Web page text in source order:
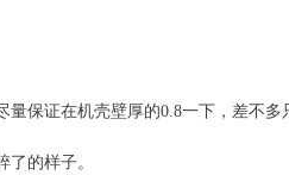
保证在机壳壁厚的0.8一下，差不多
的样子。